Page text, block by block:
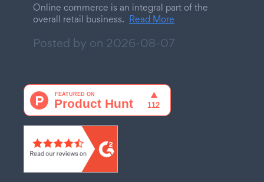
Online commerce is an integral part of the
overall retail business. Read More
Posted by on 2026-08-07